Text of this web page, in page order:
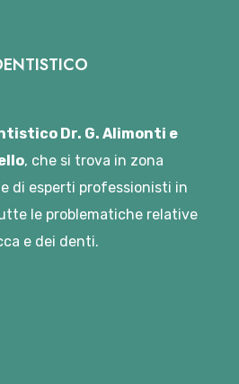
Dr. G. Alimonti e
, che si trova in zona
di esperti professionisti in
le problematiche relative
e dei denti.